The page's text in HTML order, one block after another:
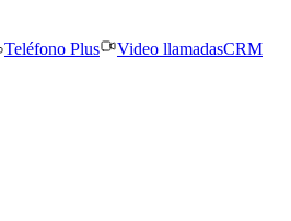
Teléfono Plus Video llamadasCRM